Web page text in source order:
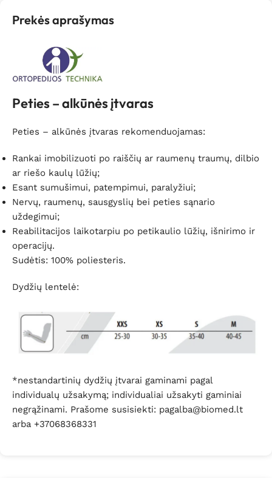
Prekės aprašymas
Peties – alkūnės įtvaras
Peties – alkūnės įtvaras rekomenduojamas:
Rankai imobilizuoti po raiščių ar raumenų traumų, dilbio
ar riešo kaulų lūžių;
Esant sumušimui, patempimui, paralyžiui;
Nervų, raumenų, sausgyslių bei peties sąnario
uždegimui;
Reabilitacijos laikotarpiu po petikaulio lūžių, išnirimo ir
operacijų.
Sudėtis: 100% poliesteris.
Dydžių lentelė:
*nestandartinių dydžių įtvarai gaminami pagal
individualų užsakymą; individualiai užsakyti gaminiai
negrąžinami. Prašome susisiekti: pagalba@biomed.lt
arba +37068368331